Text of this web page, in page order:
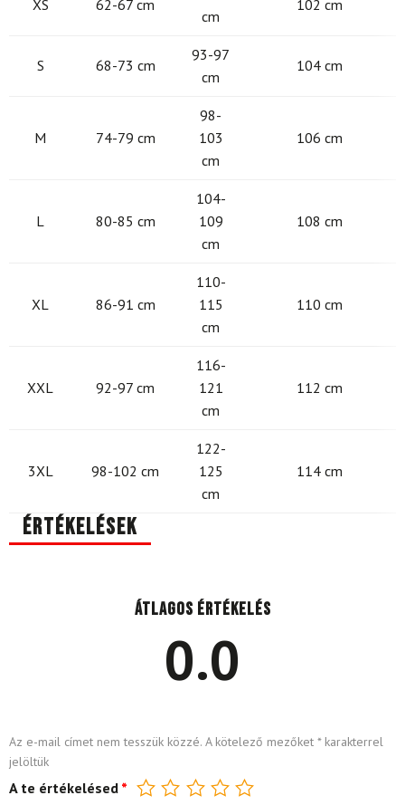
XS 62-67 cm
cm
102 cm
S 68-73 cm
93-97
cm
104 cm
M 74-79 cm
98-
103
cm
106 cm
L 80-85 cm
104-
109
cm
108 cm
XL 86-91 cm
110-
115
cm
110 cm
XXL 92-97 cm
116-
121
cm
112 cm
3XL 98-102 cm
122-
125
cm
114 cm
Értékelések
Átlagos értékelés
0.0
Az e-mail címet nem tesszük közzé. A kötelező mezőket *karakterrel
jelöltük
A te értékelésed *